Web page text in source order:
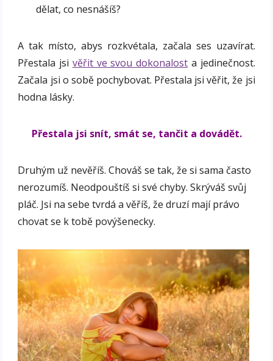
dělat, co nesnášíš?
A tak místo, abys rozkvétala, začala ses uzavírat.
Přestala jsi věřit ve svou dokonalost a jedinečnost.
Začala jsi o sobě pochybovat. Přestala jsi věřit, že jsi
hodna lásky.
Přestala jsi snít, smát se, tančit a dovádět.
Druhým už nevěříš. Chováš se tak, že si sama často
nerozumíš. Neodpouštíš si své chyby. Skrýváš svůj
pláč. Jsi na sebe tvrdá a věříš, že druzí mají právo
chovat se k tobě povýšenecky.